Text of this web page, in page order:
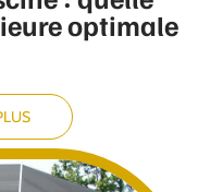
optimale